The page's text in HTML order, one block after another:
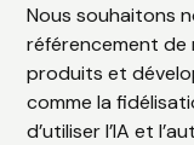
Nous souhaitons
référencement de
produits et
comme la
d’utiliser l’IA et